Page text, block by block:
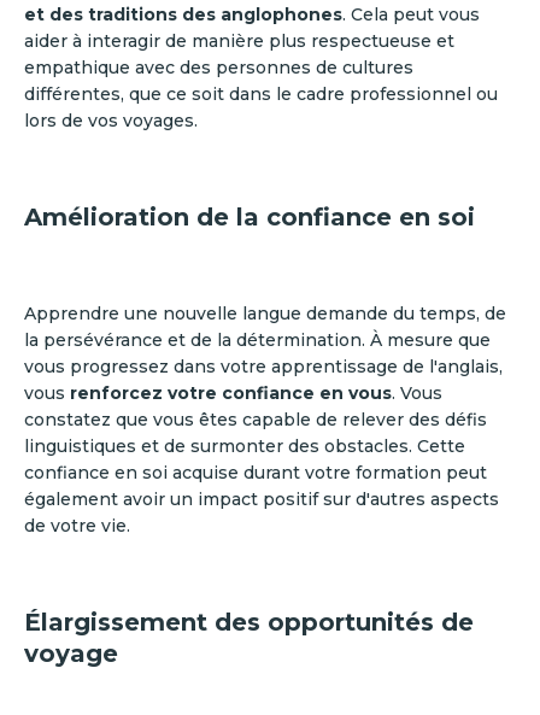
et des traditions des anglophones. Cela peut vous
aider à interagir de manière plus respectueuse et
empathique avec des personnes de cultures
différentes, que ce soit dans le cadre professionnel ou
lors de vos voyages.
Amélioration de la confiance en soi
Apprendre une nouvelle langue demande du temps, de
la persévérance et de la détermination. À mesure que
vous progressez dans votre apprentissage de l'anglais,
vous renforcez votre confiance en vous. Vous
constatez que vous êtes capable de relever des défis
linguistiques et de surmonter des obstacles. Cette
confiance en soi acquise durant votre formation peut
également avoir un impact positif sur d'autres aspects
de votre vie.
Élargissement des opportunités de
voyage